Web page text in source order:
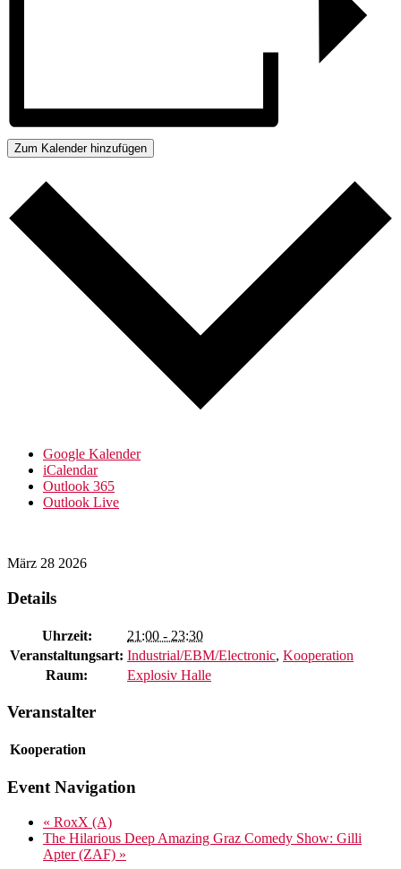
Zum Kalender hinzufügen
Google Kalender
iCalendar
Outlook 365
Outlook Live
März 28 2026
Details
Uhrzeit:
21:00 - 23:30
Veranstaltungsart: Industrial/EBM/Electronic, Kooperation
Raum:
Explosiv Halle
Veranstalter
Kooperation
Event Navigation
« RoxX (A)
The Hilarious Deep Amazing Graz Comedy Show: Gilli
Apter (ZAF) »